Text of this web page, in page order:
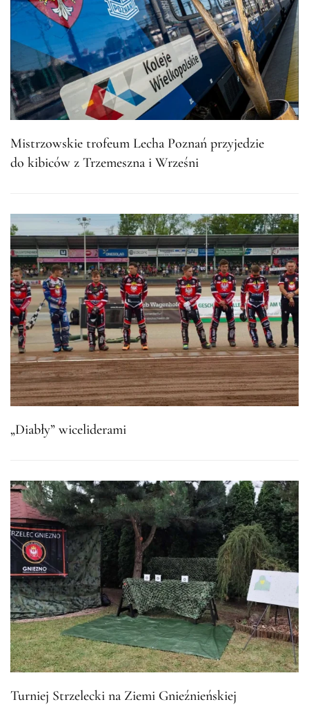
Mistrzowskie trofeum Lecha Poznań przyjedzie
do kibiców z Trzemeszna i Wrześni
„Diabły” wiceliderami
Turniej Strzelecki na Ziemi Gnieźnieńskiej